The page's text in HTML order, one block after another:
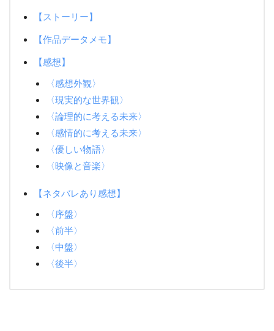
【ストーリー】
【作品データメモ】
【感想】
〈感想外観〉
〈現実的な世界観〉
〈論理的に考える未来〉
〈感情的に考える未来〉
〈優しい物語〉
〈映像と音楽〉
【ネタバレあり感想】
〈序盤〉
〈前半〉
〈中盤〉
〈後半〉